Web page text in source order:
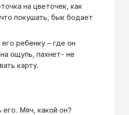
на цветочек, как
покушать, бык бодает
ребенку – где он
ощупь, пахнет- не
карту.
Мяч, какой он?